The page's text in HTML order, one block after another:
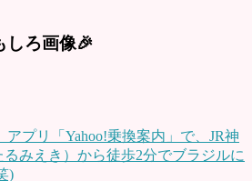
しろ画像🎉
アプリ「Yahoo!乗換案内」で、JR神
るみえき）から徒歩2分でブラジルに
)